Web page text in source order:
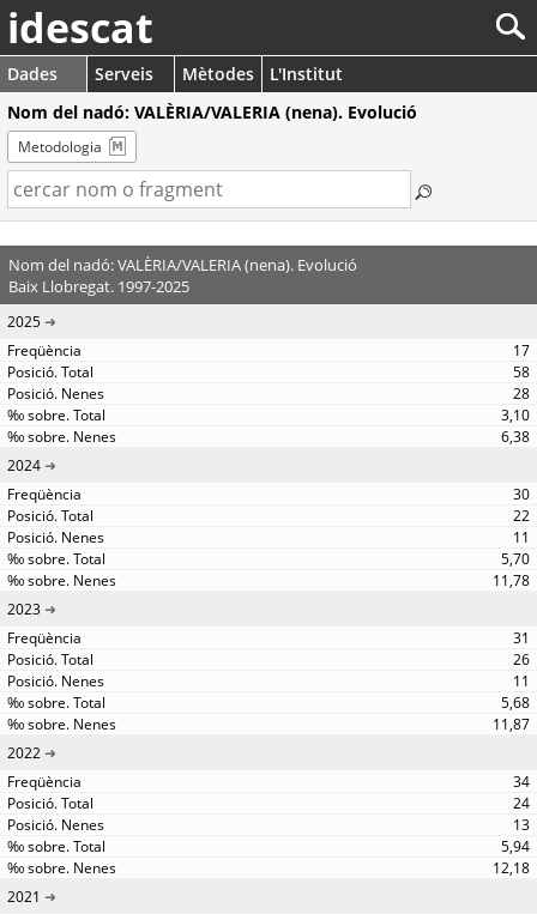
idescat
Dades Serveis Mètodes
L'Institut
Nom del nadó: VALÈRIA/VALERIA (nena). Evolució
Metodologia
Nom del nadó: VALÈRIA/VALERIA (nena). Evolució
Baix Llobregat. 1997-2025
2025
17
58
28
3,10
6,38
2024
30
22
11
5,70
11,78
2023
31
26
11
5,68
11,87
2022
34
24
13
5,94
12,18
2021